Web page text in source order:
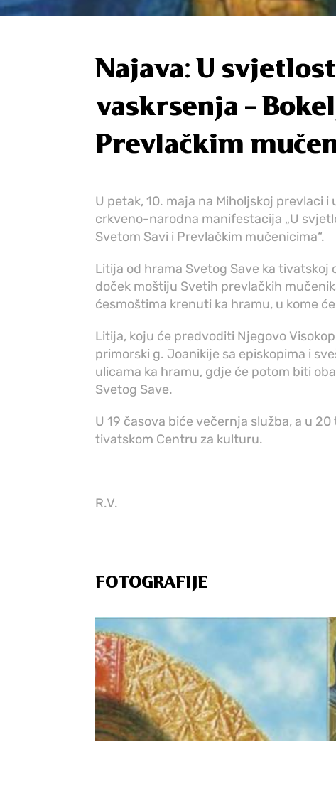
Najava: U
vaskrsenja –
Prevlačkim
U petak, 10. maja na Miholjskoj prevlaci
crkveno-narodna manifestacija „U
Svetom Savi i Prevlačkim mučenicima“.
Litija od hrama Svetog Save ka tivatskoj
doček moštiju Svetih prevlačkih
ćesmoštima krenuti ka hramu, u kome
Litija, koju će predvoditi Njegovo
primorski g. Joanikije sa episkopima i
ulicama ka hramu, gdje će potom biti
Svetog Save.
U 19 časova biće večernja služba, a u
tivatskom Centru za kulturu.
R.V.
FOTOGRAFIJE